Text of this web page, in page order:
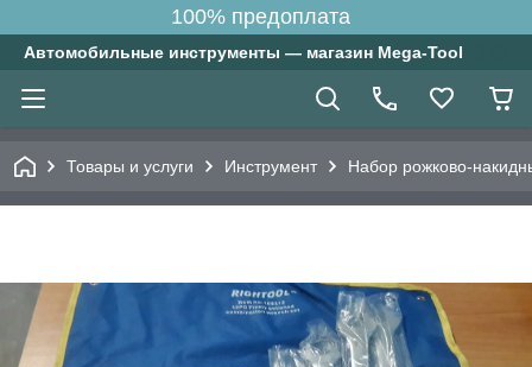
100% предоплата
Автомобильные инструменты — магазин Mega-Tool
Товары и услуги Инструмент Набор рожково-